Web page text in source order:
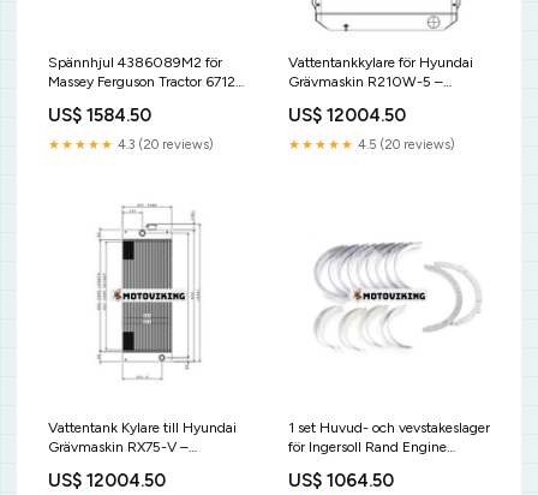
Spännhjul 4386089M2 för
Massey Ferguson Tractor 6712S
US$ 1584.50
★★★★★ 4.3 (20 reviews)
Vattentankkylare för Hyundai
Grävmaskin R210W-5 –
Claas
US$ 12004.50
★★★★★ 4.5 (20 reviews)
Vattentank Kylare till Hyundai
Grävmaskin RX75-V –
Speed Governor & Actuator
US$ 12004.50
1 set Huvud- och vevstakeslager
för Ingersoll Rand Engine
4IR18NE-2 Luftkompressor
US$ 1064.50